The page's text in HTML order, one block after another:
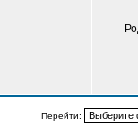
Перейти: